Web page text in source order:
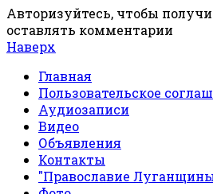
Авторизуйтесь, чтобы
оставлять комментарии
Наверх
Главная
Пользовательское
Аудиозаписи
Видео
Объявления
Контакты
"Православие